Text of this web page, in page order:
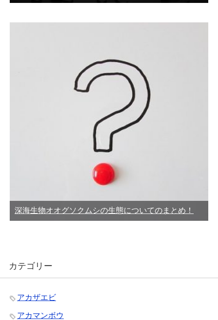
深海生物オオグソクムシの生態についてのまとめ！
カテゴリー
アカザエビ
アカマンボウ